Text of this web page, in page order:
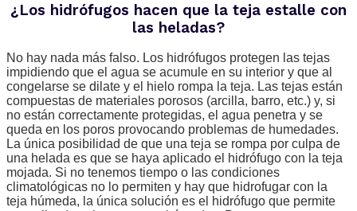
¿Los hidrófugos hacen que la teja estalle con
las heladas?
No hay nada más falso. Los hidrófugos protegen las tejas
impidiendo que el agua se acumule en su interior y que al
congelarse se dilate y el hielo rompa la teja. Las tejas están
compuestas de materiales porosos (arcilla, barro, etc.) y, si
no están correctamente protegidas, el agua penetra y se
queda en los poros provocando problemas de humedades.
La única posibilidad de que una teja se rompa por culpa de
una helada es que se haya aplicado el hidrófugo con la teja
mojada. Si no tenemos tiempo o las condiciones
climatológicas no lo permiten y hay que hidrofugar con la
teja húmeda, la única solución es el hidrófugo que permite